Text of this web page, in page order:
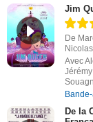
Jim
De
Avec
De la